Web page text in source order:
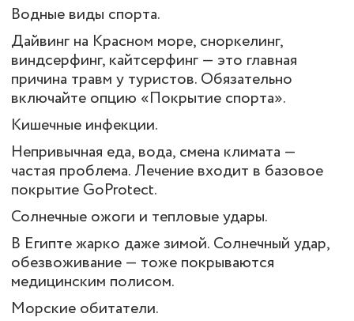
Водные виды спорта.
Дайвинг на Красном море, сноркелинг,
виндсерфинг, кайтсерфинг — это главная
причина травм у туристов. Обязательно
включайте опцию «Покрытие спорта».
Кишечные инфекции.
Непривычная еда, вода, смена климата —
частая проблема. Лечение входит в базовое
покрытие GoProtect.
Солнечные ожоги и тепловые удары.
В Египте жарко даже зимой. Солнечный удар,
обезвоживание — тоже покрываются
медицинским полисом.
Морские обитатели.